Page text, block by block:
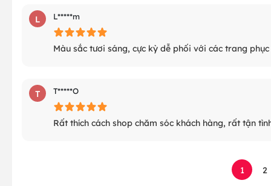
L L*****m
Màu sắc tươi sáng, cực kỳ dễ phối với các trang phục
T T*****O
Rất thích cách shop chăm sóc khách hàng, rất tận
1 2